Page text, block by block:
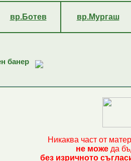
вр.Ботев вр.Мургаш
банер
Никаква част от
не може да
без изричното